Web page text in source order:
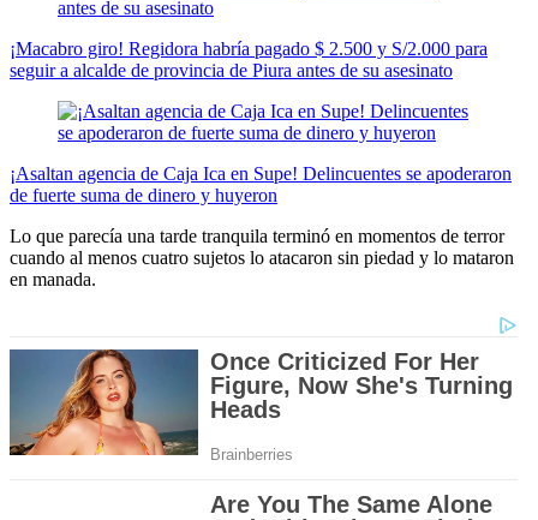
¡Macabro giro! Regidora habría pagado $ 2.500 y S/2.000 para
seguir a alcalde de provincia de Piura antes de su asesinato
¡Asaltan agencia de Caja Ica en Supe! Delincuentes se apoderaron
de fuerte suma de dinero y huyeron
Lo que parecía una tarde tranquila terminó en momentos de terror
cuando al menos cuatro sujetos lo atacaron sin piedad y lo mataron
en manada.